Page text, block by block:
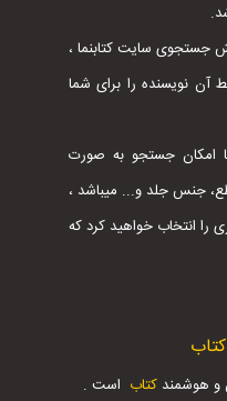
و هوشمند کتاب است .
جستجوی سایت کتابنما ،
نویسنده را برای شما
امکان جستجو به صورت
جنس جلد و... میباشد ،
را انتخاب خواهید کرد که